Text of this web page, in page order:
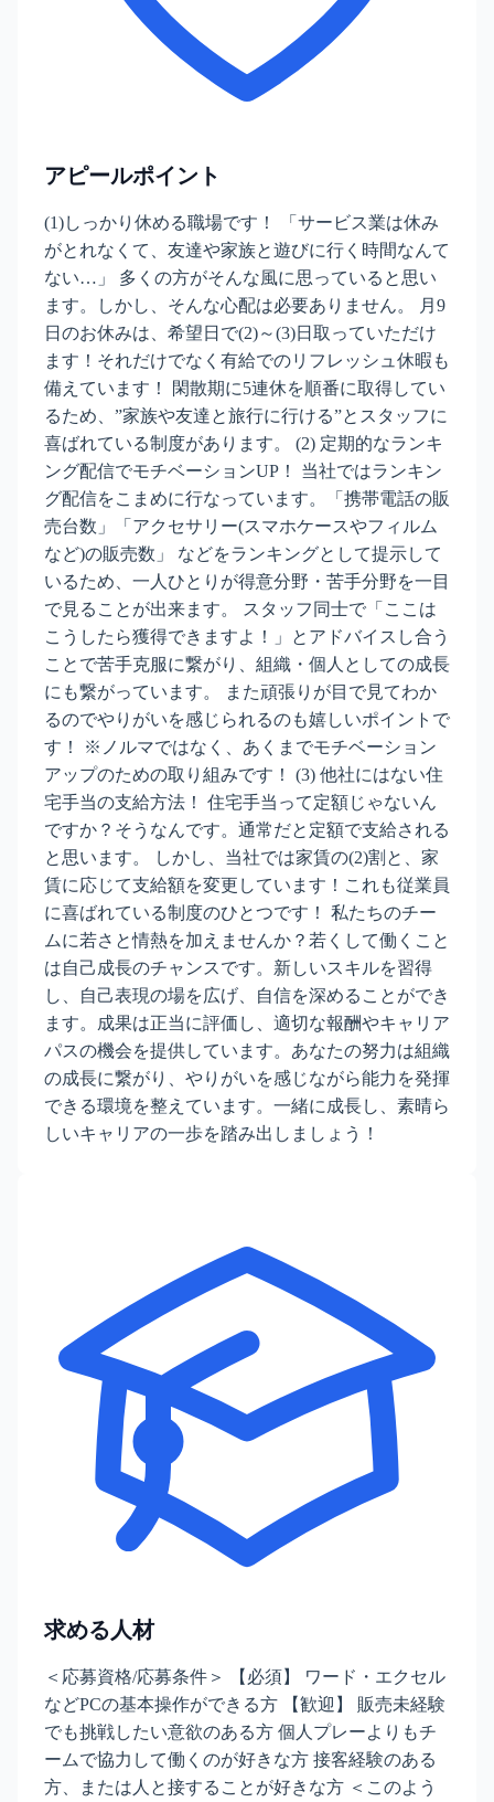
アピールポイント
(1)しっかり休める職場です！ 「サービス業は休み
がとれなくて、友達や家族と遊びに行く時間なんて
ない…」 多くの方がそんな風に思っていると思い
ます。しかし、そんな心配は必要ありません。 月9
日のお休みは、希望日で(2)～(3)日取っていただけ
ます！それだけでなく有給でのリフレッシュ休暇も
備えています！ 閑散期に5連休を順番に取得してい
るため、”家族や友達と旅行に行ける”とスタッフに
喜ばれている制度があります。 (2) 定期的なランキ
ング配信でモチベーションUP！ 当社ではランキン
グ配信をこまめに行なっています。「携帯電話の販
売台数」「アクセサリー(スマホケースやフィルム
など)の販売数」 などをランキングとして提示して
いるため、一人ひとりが得意分野・苦手分野を一目
で見ることが出来ます。 スタッフ同士で「ここは
こうしたら獲得できますよ！」とアドバイスし合う
ことで苦手克服に繋がり、組織・個人としての成長
にも繋がっています。 また頑張りが目で見てわか
るのでやりがいを感じられるのも嬉しいポイントで
す！ ※ノルマではなく、あくまでモチベーション
アップのための取り組みです！ (3) 他社にはない住
宅手当の支給方法！ 住宅手当って定額じゃないん
ですか？そうなんです。通常だと定額で支給される
と思います。 しかし、当社では家賃の(2)割と、家
賃に応じて支給額を変更しています！これも従業員
に喜ばれている制度のひとつです！ 私たちのチー
ムに若さと情熱を加えませんか？若くして働くこと
は自己成長のチャンスです。新しいスキルを習得
し、自己表現の場を広げ、自信を深めることができ
ます。成果は正当に評価し、適切な報酬やキャリア
パスの機会を提供しています。あなたの努力は組織
の成長に繋がり、やりがいを感じながら能力を発揮
できる環境を整えています。一緒に成長し、素晴ら
しいキャリアの一歩を踏み出しましょう！
求める人材
＜応募資格/応募条件＞ 【必須】 ワード・エクセル
などPCの基本操作ができる方 【歓迎】 販売未経験
でも挑戦したい意欲のある方 個人プレーよりもチ
ームで協力して働くのが好きな方 接客経験のある
方、または人と接することが好きな方 ＜このよう